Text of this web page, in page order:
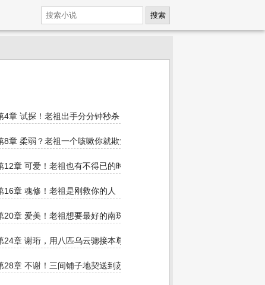
搜索
4章 试探！老祖出手分分钟秒杀
8章 柔弱？老祖一个咳嗽你就欺负她
12章 可爱！老祖也有不得已的时候
头
16章 魂修！老祖是刚救你的人
20章 爱美！老祖想要最好的南珠
24章 谢珩，用八匹乌云骢接本尊
28章 不谢！三间铺子地契送到苏府就行